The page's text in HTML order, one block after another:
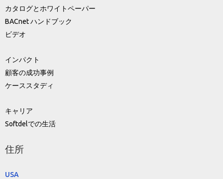
カタログとホワイトペーパー
BACnet ハンドブック
ビデオ
インパクト
顧客の成功事例
ケーススタディ
キャリア
Softdelでの生活
住所
USA